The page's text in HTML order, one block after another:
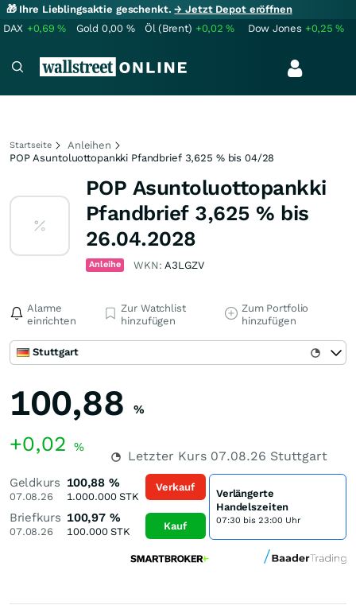
🎁 Ihre Lieblingsaktie geschenkt.→ Jetzt Depot eröffnen
DAX +0,69% Gold 0,00 % Öl (Brent) +0,02% Dow Jones +0,25%
Startseite
Anleihen
POP Asuntoluottopankki Pfandbrief 3,625 % bis 04/28
POP Asuntoluottopankki
Pfandbrief 3,625 % bis
26.04.2028
Anleihe WKN:A3LGZV
Alarme
einrichten
Zur Watchlist
hinzufügen
Zum Portfolio
hinzufügen
Stuttgart
100,88 %
+0,02 %
Letzter Kurs 07.08.26 Stuttgart
Geldkurs
07.08.26
100,88 %
1.000.000STK
Briefkurs
07.08.26
100,97 %
100.000STK
Verkauf
Kauf
Verlängerte
Handelszeiten
07:30 bis 23:00 Uhr